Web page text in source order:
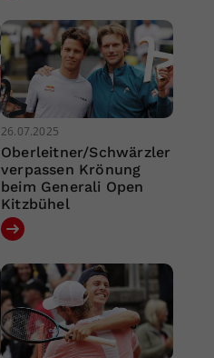
26.07.2025
Oberleitner/Schwärzler
verpassen Krönung
beim Generali Open
Kitzbühel